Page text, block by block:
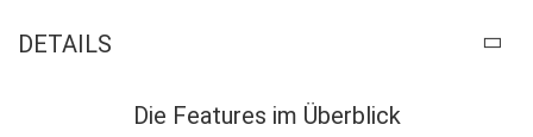
DETAILS
Die Features im Überblick